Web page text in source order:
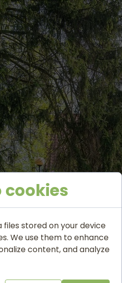
Plewińskich
Felin na wschodnich krańcach
Rosji”. W ten sposób w ich
budynkiem na planie
fasady od strony
cookies
files stored on your device
We use them to enhance
content, and analyze